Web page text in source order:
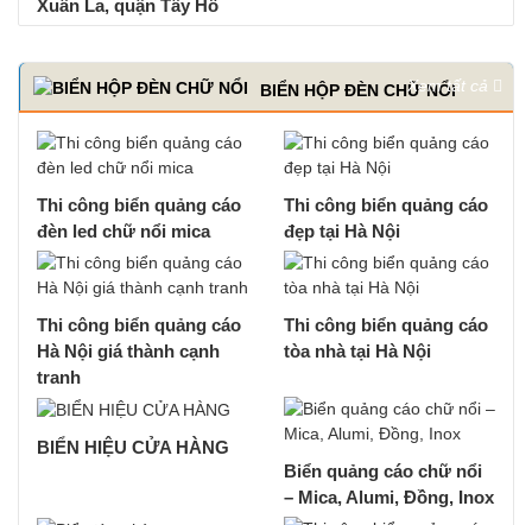
Xuân La, quận Tây Hồ
BIỂN HỘP ĐÈN CHỮ NỔI
Xem tất cả
Thi công biển quảng cáo
đèn led chữ nổi mica
Thi công biển quảng cáo
đẹp tại Hà Nội
Thi công biển quảng cáo
Hà Nội giá thành cạnh
tranh
Thi công biển quảng cáo
tòa nhà tại Hà Nội
BIỂN HIỆU CỬA HÀNG
Biển quảng cáo chữ nổi
– Mica, Alumi, Đồng, Inox